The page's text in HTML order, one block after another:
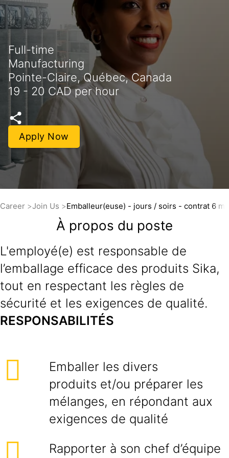
Full-time
Manufacturing
Pointe-Claire, Québec, Canada
19 - 20 CAD per hour
Apply Now
Career Join Us Emballeur(euse) - jours / soirs - contrat 6
À propos du poste
L'employé(e) est responsable de
l’emballage efficace des produits Sika,
tout en respectant les règles de
sécurité et les exigences de qualité.
RESPONSABILITÉS
Emballer les divers
produits et/ou préparer les
mélanges, en répondant aux
exigences de qualité
Rapporter à son chef d’équipe